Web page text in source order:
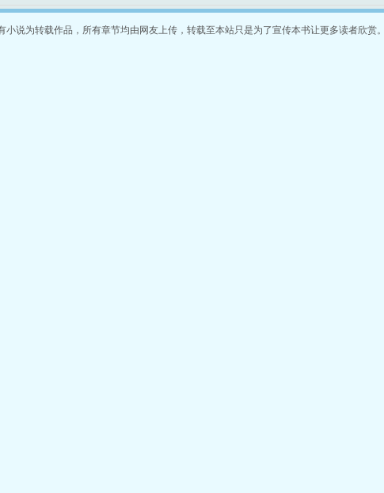
小说为转载作品，所有章节均由网友上传，转载至本站只是为了宣传本书让更多读者欣赏。